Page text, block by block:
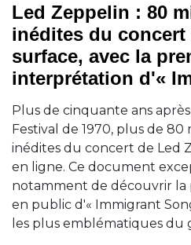
Led Zeppelin : 80
inédites du
surface, avec la
interprétation d'«
Plus de cinquante ans
Festival de 1970, plus de 80
inédites du concert de Led
en ligne. Ce document
notamment de découvrir
en public d'« Immigrant
les plus emblématiques